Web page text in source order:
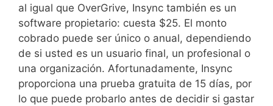
al igual que OverGrive, Insync también es un
software propietario: cuesta $25. El monto
cobrado puede ser único o anual, dependiendo
de si usted es un usuario final, un profesional o
una organización. Afortunadamente, Insync
proporciona una prueba gratuita de 15 días, por
lo que puede probarlo antes de decidir si gastar